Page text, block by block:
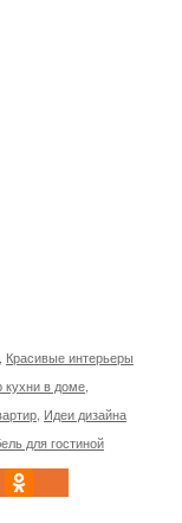
Красивые интерьеры
кухни в доме
Идеи дизайна
для гостиной